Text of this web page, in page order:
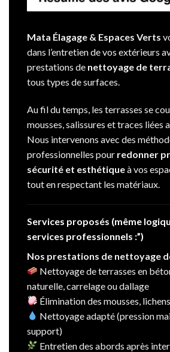
Mata Élagage & Espaces Verts
dans l’entretien de vos extérieurs
prestations de nettoyage de
tous types de surfaces.
Au fil du temps, les terrasses se
mousses, salissures et traces liées
Nous intervenons avec des
professionnelles pour redonner
sécurité et esthétiqueà vos
tout en respectant les matériaux.
Services proposés (même
services professionnels :”)
Nos prestations de nettoyage
Nettoyage de terrasses en
naturelle, carrelage ou dallage
Élimination des mousses,
Nettoyage adapté (pression
support)
Entretien des abords après